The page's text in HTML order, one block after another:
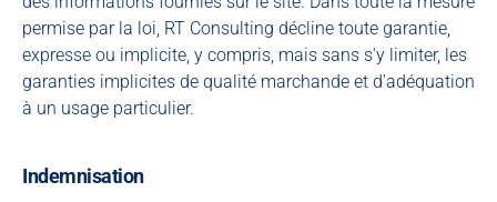
permise par la loi, RT Consulting décline toute garantie,
expresse ou implicite, y compris, mais sans s'y limiter, les
garanties implicites de qualité marchande et d'adéquation
à un usage particulier.
Indemnisation